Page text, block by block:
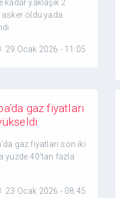
kadar yaklaşık 2
öldü yada
29 Ocak 2026 - 11:05
gaz fiyatları
gaz fiyatları son iki
yüzde 40’tan fazla
23 Ocak 2026 - 08:45